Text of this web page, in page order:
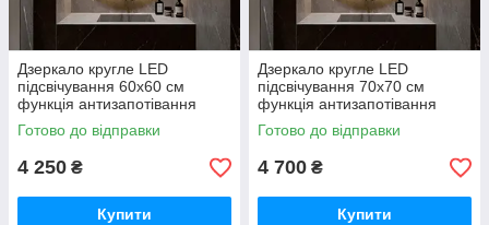
Дзеркало кругле LED
підсвічування 60х60 см
функція антизапотівання
Insana J-005 для ванної
кімнати
Готово до відправки
4 250 ₴
Купити
Дзеркало кругле LED
підсвічування 70х70 см
функція антизапотівання
Insana J-005 для ванної
кімнати
Готово до відправки
4 700 ₴
Купити